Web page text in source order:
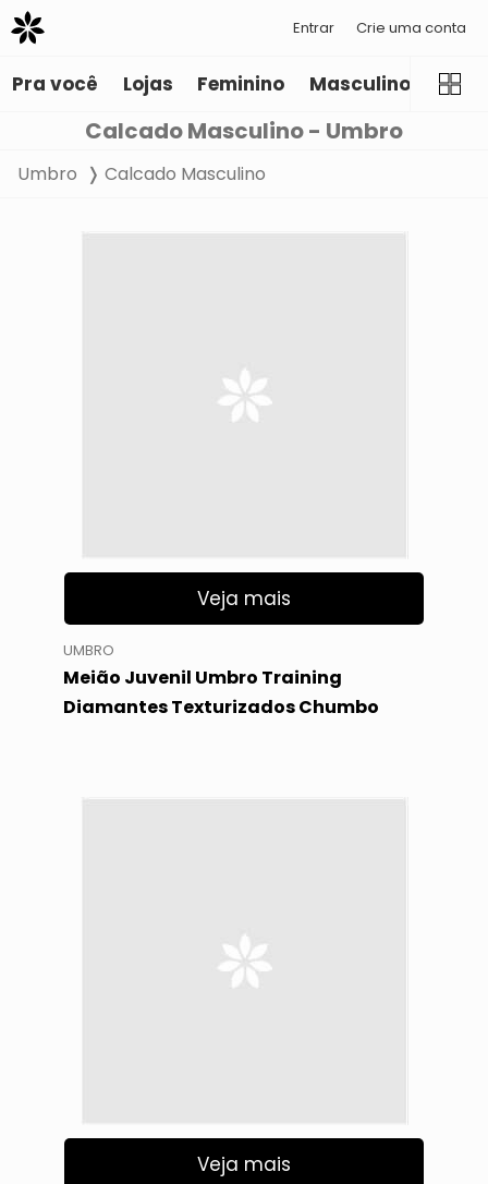
Entrar Crie uma conta
Pra você Lojas Feminino Masculino
Calcado Masculino - Umbro
Umbro Calcado Masculino
Veja mais
UMBRO
Meião Juvenil Umbro Training
Diamantes Texturizados Chumbo
Veja mais